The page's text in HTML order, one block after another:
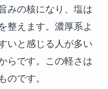
みの核になり、塩は
整えます。濃厚系よ
いと感じる人が多い
らです。この軽さは
のです。